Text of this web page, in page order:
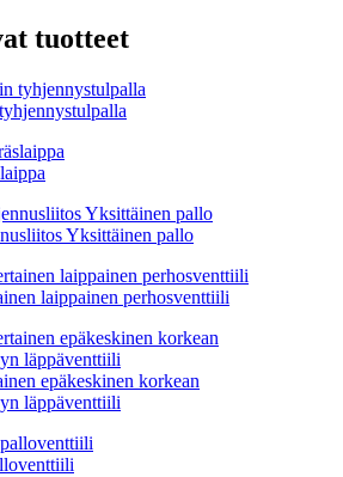
tuotteet
Yksittäinen pallo
laippainen perhosventtiili
epäkeskinen korkean
läppäventtiili